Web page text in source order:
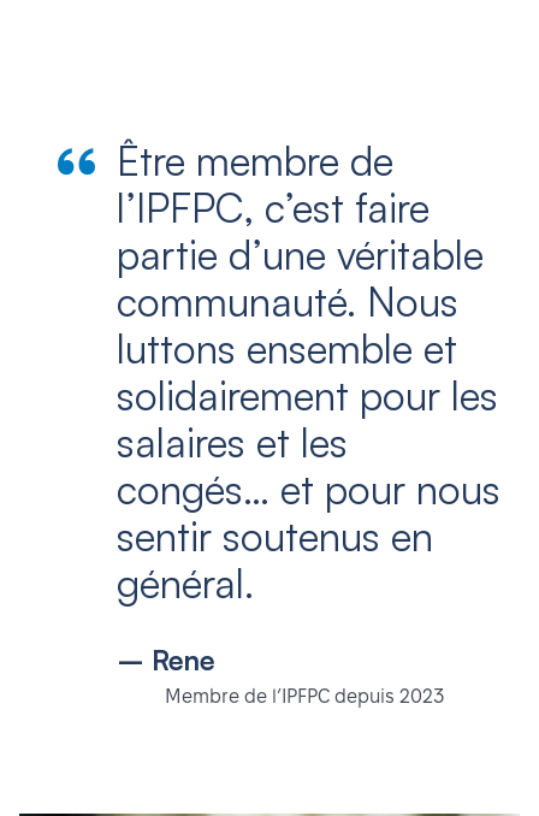
Être membre de
l’IPFPC, c’est faire
partie d’une véritable
communauté. Nous
luttons ensemble et
solidairement pour les
salaires et les
congés… et pour nous
sentir soutenus en
général.
– Rene
Membre de l’IPFPC depuis 2023